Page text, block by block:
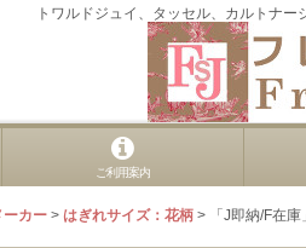
トワルドジュイ、タッセル、カルトナ
ご利用案内
ーカー > はぎれサイズ：花柄 > 「J即納/F在